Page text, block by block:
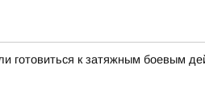
готовиться к затяжным боевым